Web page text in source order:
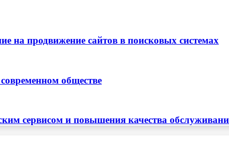
на продвижение сайтов в поисковых системах
обществе
сервисом и повышения качества